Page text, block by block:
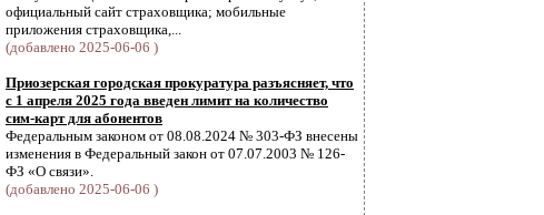
официальный сайт страховщика; мобильные
приложения страховщика,...
(добавлено 2025-06-06 )
Приозерская городская прокуратура разъясняет, что
с 1 апреля 2025 года введен лимит на количество
сим-карт для абонентов
Федеральным законом от 08.08.2024 № 303-ФЗ внесены
изменения в Федеральный закон от 07.07.2003 № 126-
ФЗ «О связи».
(добавлено 2025-06-06 )